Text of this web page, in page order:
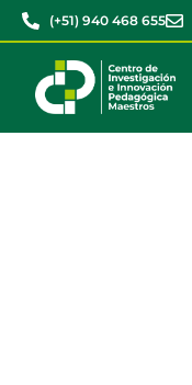
(+51) 940 468 655